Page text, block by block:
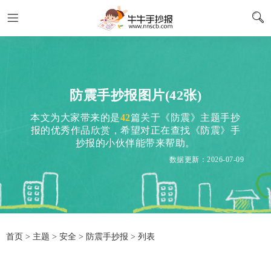
防震手抄报图片(42张)
本文为大家带来的是42篇关于《防震》主题手抄
报的优秀作品欣赏，希望对正在查找《防震》手
抄报的小伙伴能带来帮助。
数据更新：2026-07-09
首页 > 主题 > 安全 > 防震手抄报 > 列表